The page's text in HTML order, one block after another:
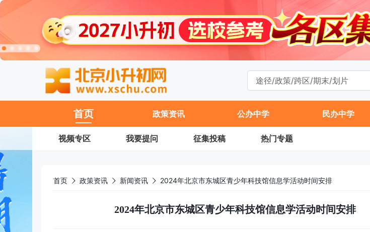
首页 政策资讯 公办中学 民办中学
视频专区 我要提问 征集投稿 热门专题
首页 政策资讯 新闻资讯 2024年北京市东城区青少年科技馆信息学活动时间安排
2024年北京市东城区青少年科技馆信息学活动时间安排